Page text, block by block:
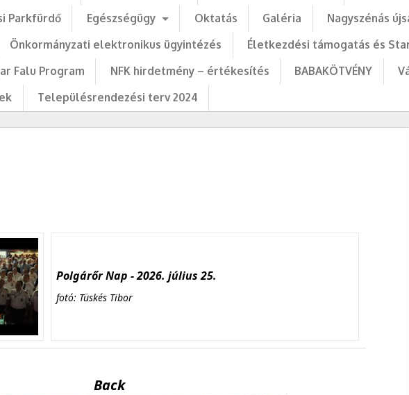
Parkfürdő Egészségügy Oktatás Galéria Nagyszénás
Önkormányzati elektronikus ügyintézés Életkezdési támogatás és
Falu Program NFK hirdetmény – értékesítés BABAKÖTVÉNY
Településrendezési terv 2024
Polgárőr Nap - 2026. július 25.
fotó: Tüskés Tibor
Back